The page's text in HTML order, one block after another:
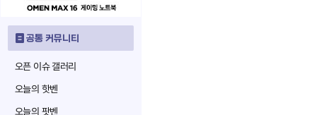
공통 커뮤니티
오픈 이슈 갤러리
오늘의 핫벤
오늘의 팟벤